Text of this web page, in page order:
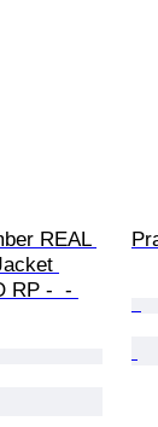
REAL
RP -  -